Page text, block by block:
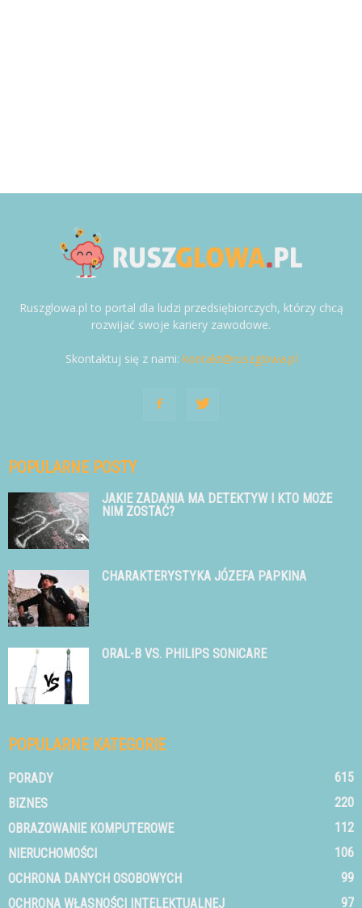
Ruszglowa.pl to portal dla ludzi przedsiębiorczych, którzy chcą
rozwijać swoje kariery zawodowe.
Skontaktuj się z nami: kontakt@ruszglowa.pl
POPULARNE POSTY
JAKIE ZADANIA MA DETEKTYW I KTO MOŻE
NIM ZOSTAĆ?
CHARAKTERYSTYKA JÓZEFA PAPKINA
ORAL-B VS. PHILIPS SONICARE
POPULARNE KATEGORIE
PORADY
615
BIZNES
220
OBRAZOWANIE KOMPUTEROWE
112
NIERUCHOMOŚCI
106
OCHRONA DANYCH OSOBOWYCH
99
OCHRONA WŁASNOŚCI INTELEKTUALNEJ
97